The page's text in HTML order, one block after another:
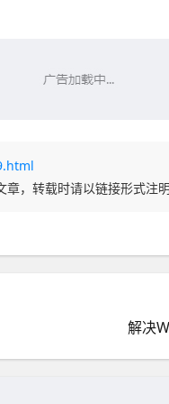
，转载时请以链接形式注明
解决